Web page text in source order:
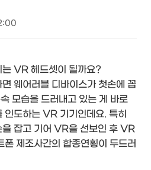
는 VR 헤드셋이 될까요?
웨어러블 디바이스가 첫손에 꼽
모습을 드러내고 있는 게 바로
인도하는 VR 기기인데요. 특히
을 잡고 기어 VR을 선보인 후 VR
폰 제조사간의 합종연횡이 두드러